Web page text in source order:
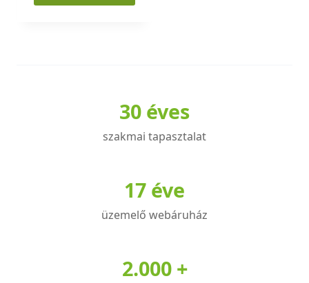
30 éves
szakmai tapasztalat
17 éve
üzemelő webáruház
2.000 +